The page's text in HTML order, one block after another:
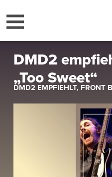
DMD2
„Too Sweet“
DMD2 EMPFIEHLT, FRONT